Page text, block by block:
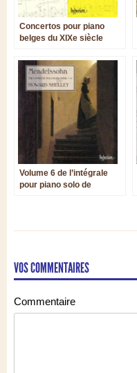
Concertos pour piano
belges du XIXe siècle
Volume 6 de l’intégrale
pour piano solo de
VOS COMMENTAIRES
Commentaire